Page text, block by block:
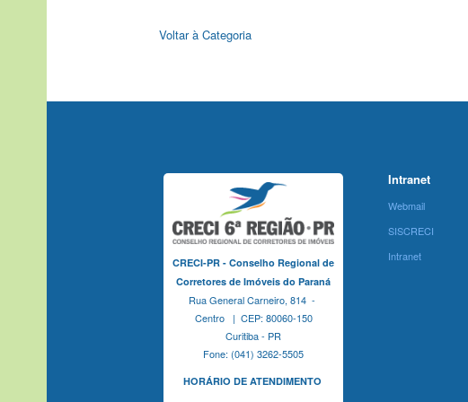
Voltar à Categoria
CRECI-PR - Conselho Regional de
Corretores de Imóveis do Paraná
Rua General Carneiro, 814 -
Centro | CEP: 80060-150
Curitiba - PR
Fone: (041) 3262-5505
HORÁRIO DE ATENDIMENTO
Intranet
Webmail
SISCRECI
Intranet